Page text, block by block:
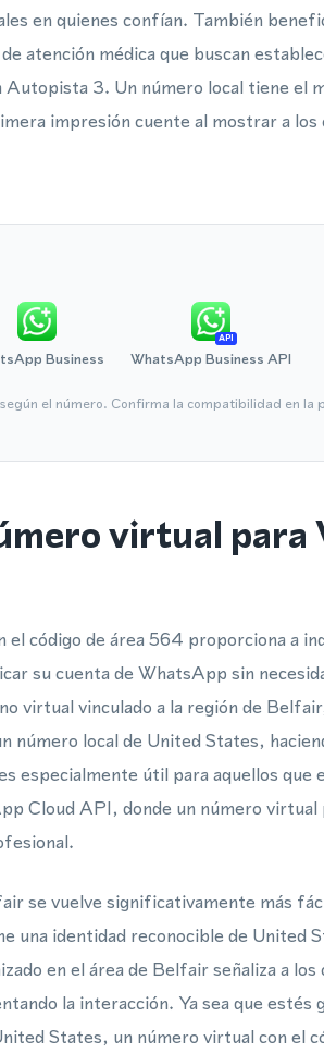
en quienes confían. También
atención médica que buscan
3. Un número local tiene el
impresión cuente al mostrar a
Business
API
WhatsApp Business API
el número. Confirma la compatibilidad en la
virtual
código de área 564 proporciona a
su cuenta de WhatsApp sin
virtual vinculado a la región de
local de United States,
especialmente útil para aquellos que
Cloud API, donde un número virtual
se vuelve significativamente más
una identidad reconocible de United
en el área de Belfair señaliza a
la interacción. Ya sea que estés
States, un número virtual con el